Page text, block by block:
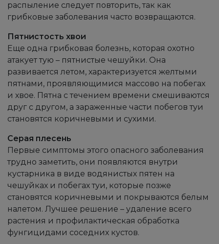
распыление следует повторить, так как
грибковые заболевания часто возвращаются.
Пятнистость хвои
Еще одна грибковая болезнь, которая охотно
атакует тую – пятнистые чешуйки. Она
развивается летом, характеризуется желтыми
пятнами, проявляющимися массово на побегах
и хвое. Пятна с течением времени смешиваются
друг с другом, а зараженные части побегов туи
становятся коричневыми и сухими.
Серая плесень
Первые симптомы этого опасного заболевания
трудно заметить, они появляются внутри
кустарника в виде водянистых пятен на
чешуйках и побегах туи, которые позже
становятся коричневыми и покрываются белым
налетом. Лучшее решение – удаление всего
растения и профилактическая обработка
фунгицидами соседних кустов.